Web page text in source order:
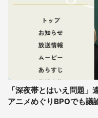
「深夜帯とはいえ問題
アニメめぐりBPOでも議